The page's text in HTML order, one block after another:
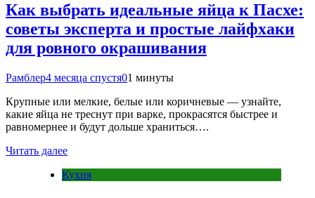
Как выбрать идеальные яйца к Пасхе:
советы эксперта и простые лайфхаки
для ровного окрашивания
Рамблер4 месяца спустя01 минуты
Крупные или мелкие, белые или коричневые — узнайте,
какие яйца не треснут при варке, прокрасятся быстрее и
равномернее и будут дольше храниться….
Читать далее
Кухня